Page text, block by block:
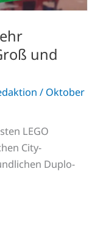
und
/ Oktober
LEGO
City-
Duplo-